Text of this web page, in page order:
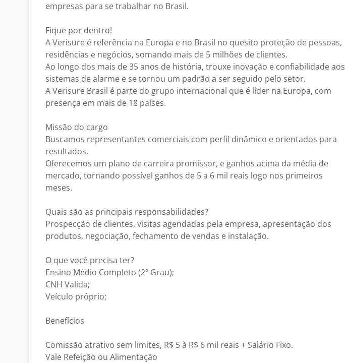
empresas para se trabalhar no Brasil.
Fique por dentro!
A Verisure é referência na Europa e no Brasil no quesito proteção de pessoas,
residências e negócios, somando mais de 5 milhões de clientes.
Ao longo dos mais de 35 anos de história, trouxe inovação e confiabilidade aos
sistemas de alarme e se tornou um padrão a ser seguido pelo setor.
A Verisure Brasil é parte do grupo internacional que é líder na Europa, com
presença em mais de 18 países.
Missão do cargo
Buscamos representantes comerciais com perfil dinâmico e orientados para
resultados.
Oferecemos um plano de carreira promissor, e ganhos acima da média de
mercado, tornando possível ganhos de 5 a 6 mil reais logo nos primeiros
meses.
Quais são as principais responsabilidades?
Prospecção de clientes, visitas agendadas pela empresa, apresentação dos
produtos, negociação, fechamento de vendas e instalação.
O que você precisa ter?
Ensino Médio Completo (2º Grau);
CNH Valida;
Veículo próprio;
Benefícios
Comissão atrativo sem limites, R$ 5 à R$ 6 mil reais + Salário Fixo.
Vale Refeição ou Alimentação